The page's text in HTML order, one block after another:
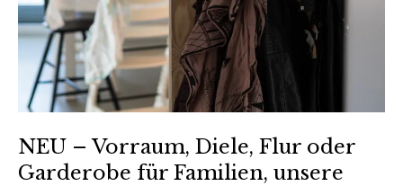
NEU – Vorraum, Diele, Flur oder
Garderobe für Familien, unsere